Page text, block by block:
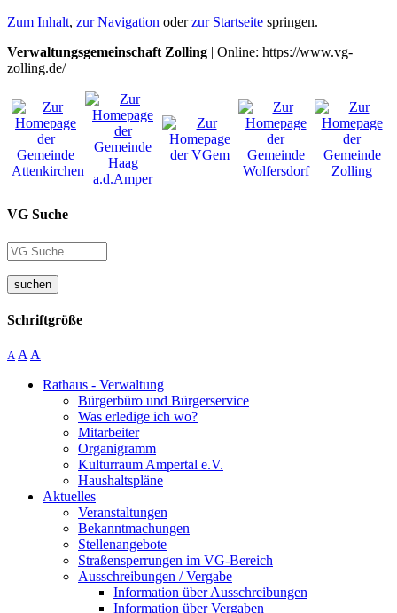
Zum Inhalt, zur Navigation oderzur Startseite springen.
Verwaltungsgemeinschaft Zolling | Online: https://www.vg-
zolling.de/
VG Suche
suchen
Schriftgröße
A A A
Rathaus - Verwaltung
Bürgerbüro und Bürgerservice
Was erledige ich wo?
Mitarbeiter
Organigramm
Kulturraum Ampertal e.V.
Haushaltspläne
Aktuelles
Veranstaltungen
Bekanntmachungen
Stellenangebote
Straßensperrungen im VG-Bereich
Ausschreibungen / Vergabe
Information über Ausschreibungen
Information über Vergaben